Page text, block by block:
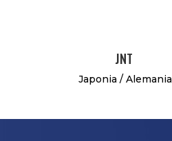
JNT
Japonia / Alemania